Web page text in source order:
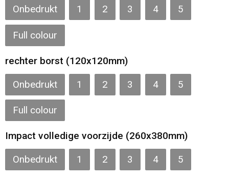
Onbedrukt 1 2 3 4 5
Full colour
rechter borst (120x120mm)
Onbedrukt 1 2 3 4 5
Full colour
Impact volledige voorzijde (260x380mm)
Onbedrukt 1 2 3 4 5